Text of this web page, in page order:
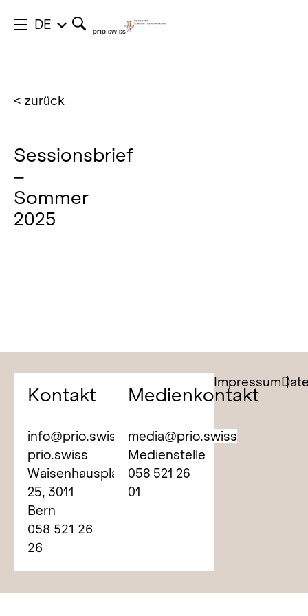
DE
< zurück
Sessionsbrief
–
Sommer
2025
Kontakt
info@prio.swiss
prio.swiss
Waisenhausplatz
25, 3011
Bern
058 521 26
26
Medienkontakt
media@prio.swiss
Medienstelle
058 521 26
01
Impressum